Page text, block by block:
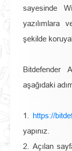
sayesinde
yazılımlara
şekilde
Bitdefender
aşağıdaki
1. https://
yapınız.
2. Açılan